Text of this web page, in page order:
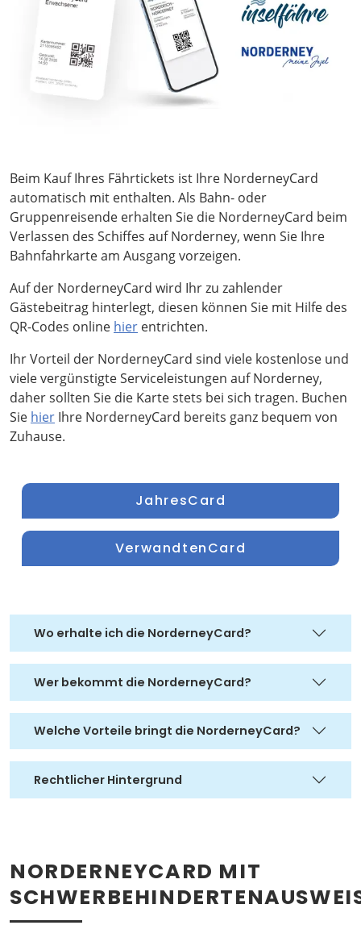
Beim Kauf Ihres Fährtickets ist Ihre NorderneyCard
automatisch mit enthalten. Als Bahn- oder
Gruppenreisende erhalten Sie die NorderneyCard beim
Verlassen des Schiffes auf Norderney, wenn Sie Ihre
Bahnfahrkarte am Ausgang vorzeigen.
Auf der NorderneyCard wird Ihr zu zahlender
Gästebeitrag hinterlegt, diesen können Sie mit Hilfe des
QR-Codes online hier entrichten.
Ihr Vorteil der NorderneyCard sind viele kostenlose und
viele vergünstigte Serviceleistungen auf Norderney,
daher sollten Sie die Karte stets bei sich tragen. Buchen
Sie hier Ihre NorderneyCard bereits ganz bequem von
Zuhause.
JahresCard
VerwandtenCard
Wo erhalte ich die NorderneyCard?
Wer bekommt die NorderneyCard?
Welche Vorteile bringt die NorderneyCard?
Rechtlicher Hintergrund
NORDERNEYCARD MIT